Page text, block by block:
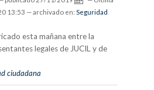
13:53 — archivado en: Seguridad
esta mañana entre la
legales de JUCIL y de
ciudadana